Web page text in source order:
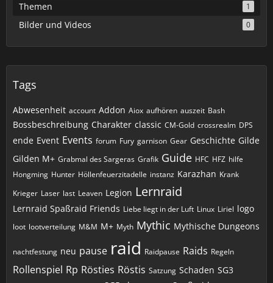
Themen 1
Bilder und Videos 0
Tags
Abwesenheit account Addon Aiox aufhören auszeit Bash
Bossbeschreibung Charakter classic CM-Gold crossrealm DPS
ende Event Events forum Fury garnison Gear Geschichte Gilde
Gilden M+ Grabmal des Sargeras Grafik Guide HFC HFZ hilfe
Hongming Hunter Höllenfeuerzitadelle instanz Karazhan Krank
Krieger Laser last Leaven Legion Lernraid
Lernraid Spaßraid Friends Liebe liegt in der Luft Linux Liriel logo
loot lootverteilung M&M M+ Myth Mythic Mythische Dungeons
nachtfestung neu pause raid Raidpause Raids Regeln
Rollenspiel Rp Rösties Röstis Satzung Schaden SG3